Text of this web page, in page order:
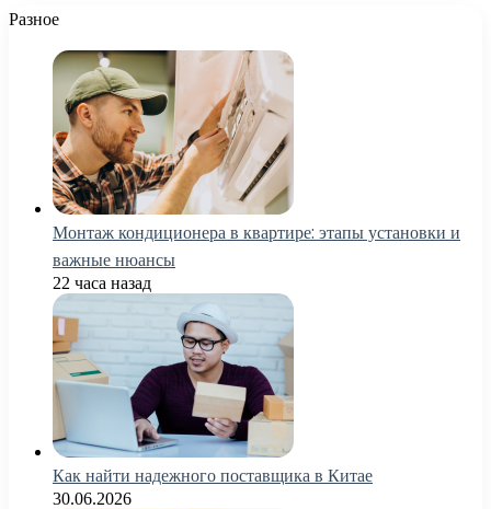
Разное
Монтаж кондиционера в квартире: этапы установки и
важные нюансы
22 часа назад
Как найти надежного поставщика в Китае
30.06.2026